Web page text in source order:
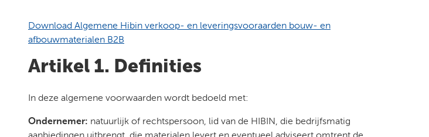
Download Algemene Hibin verkoop- en leveringsvooraarden bouw- en
afbouwmaterialen B2B
Artikel 1. Definities
In deze algemene voorwaarden wordt bedoeld met:
Ondernemer: natuurlijk of rechtspersoon, lid van de HIBIN, die bedrijfsmatig